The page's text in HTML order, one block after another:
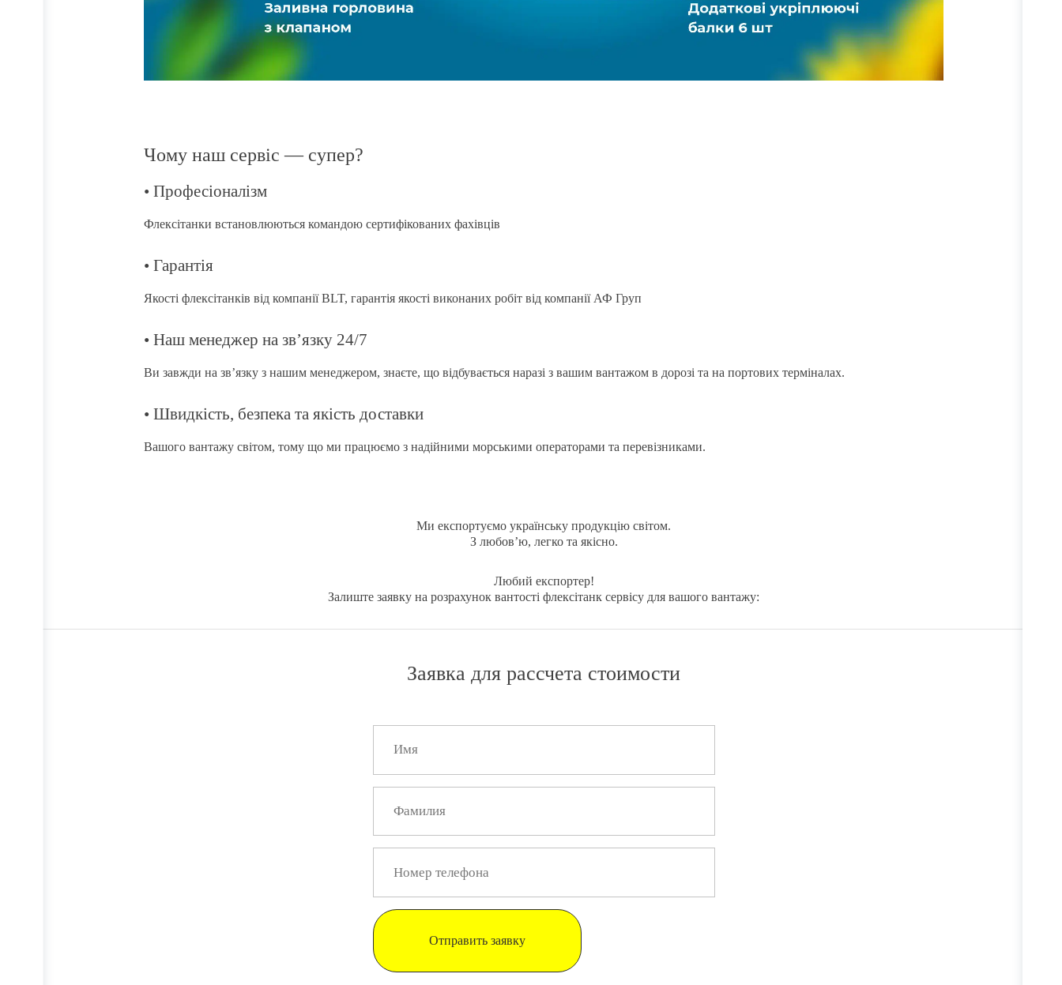
Чому наш сервіс — супер?
• Професіоналізм
Флексітанки встановлюються командою сертифікованих фахівців
• Гарантія
Якості флексітанків від компанії BLT, гарантія якості виконаних робіт від компанії АФ Груп
• Наш менеджер на зв’язку 24/7
Ви завжди на зв’язку з нашим менеджером, знаєте, що відбувається наразі з вашим вантажом в дорозі та на портових терміналах.
• Швидкість, безпека та якість доставки
Вашого вантажу світом, тому що ми працюємо з надійними морськими операторами та перевізниками.
Ми експортуємо українську продукцію світом.
З любов’ю, легко та якісно.
Любий експортер!
Залиште заявку на розрахунок вантості флексітанк сервісу для вашого вантажу:
Заявка для рассчета стоимости
Отправить заявку